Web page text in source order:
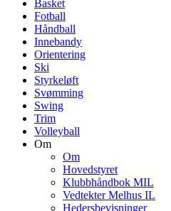
Basket
Fotball
Håndball
Innebandy
Orientering
Ski
Styrkeløft
Svømming
Swing
Trim
Volleyball
Om
Om
Hovedstyret
Klubbhåndbok MIL
Vedtekter Melhus IL
Hedersbevisninger